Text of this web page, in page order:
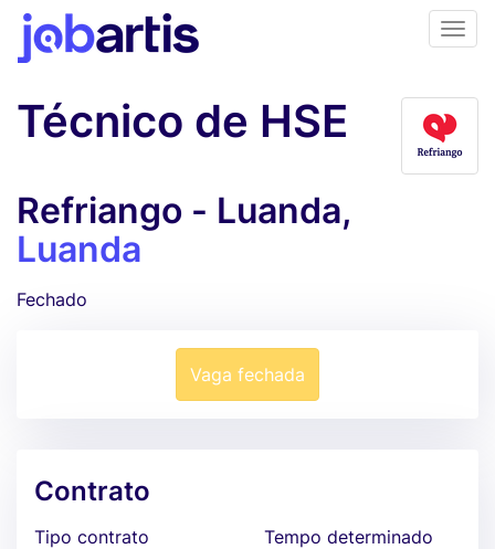
Técnico de HSE
Refriango - Luanda,
Luanda
Fechado
Vaga fechada
Contrato
Tipo contrato
Tempo determinado